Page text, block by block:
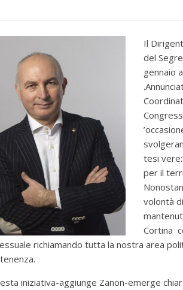
Il
del
gennaio
tesi
per il
volontà
Cortina
richiamando tutta la nostra area
iniziativa-aggiunge Zanon-emerge